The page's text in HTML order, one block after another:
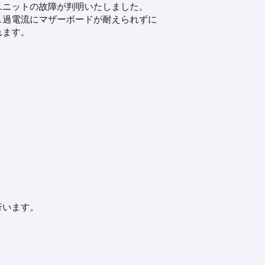
ットの故障が判明いたしました。
電流にマザーボードが耐えられずに
す。
ます。